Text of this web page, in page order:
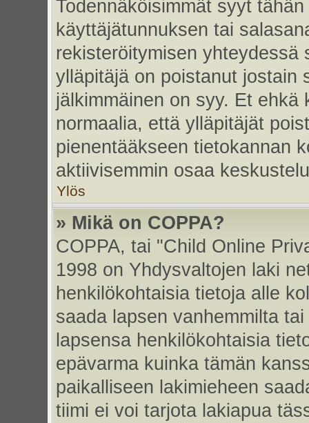
Todennäköisimmät syyt
käyttäjätunnuksen tai
rekisteröitymisen yhteydessä
ylläpitäjä on poistanut jostain
jälkimmäinen on syy. Et
normaalia, että ylläpitäjät
pienentääkseen tietokannan
aktiivisemmin osaa
Ylös
» Mikä on COPPA?
COPPA, tai "Child Online
1998 on Yhdysvaltojen laki
henkilökohtaisia tietoja alle
saada lapsen vanhemmilta
lapsensa henkilökohtaisia
epävarma kuinka tämän
paikalliseen lakimieheen
tiimi ei voi tarjota lakiapua